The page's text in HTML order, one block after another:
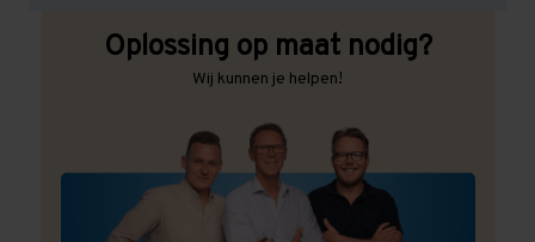
Oplossing op maat nodig?
Wij kunnen je helpen!